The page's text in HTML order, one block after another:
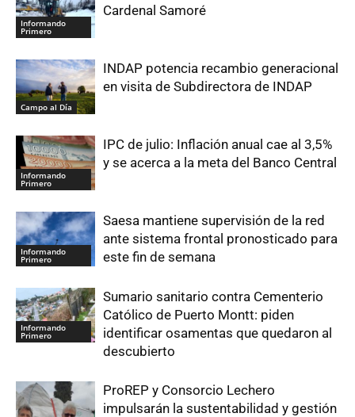
Informando
Primero
Cardenal Samoré
Campo al Día
INDAP potencia recambio generacional
en visita de Subdirectora de INDAP
Informando
Primero
IPC de julio: Inflación anual cae al 3,5%
y se acerca a la meta del Banco Central
Informando
Primero
Saesa mantiene supervisión de la red
ante sistema frontal pronosticado para
este fin de semana
Informando
Primero
Sumario sanitario contra Cementerio
Católico de Puerto Montt: piden
identificar osamentas que quedaron al
descubierto
ProREP y Consorcio Lechero
impulsarán la sustentabilidad y gestión